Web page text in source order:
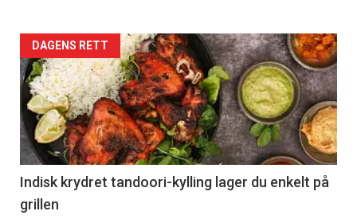
Artikler
detail
-
section
11
DAGENS RETT
Indisk krydret tandoori-kylling lager du enkelt på
grillen